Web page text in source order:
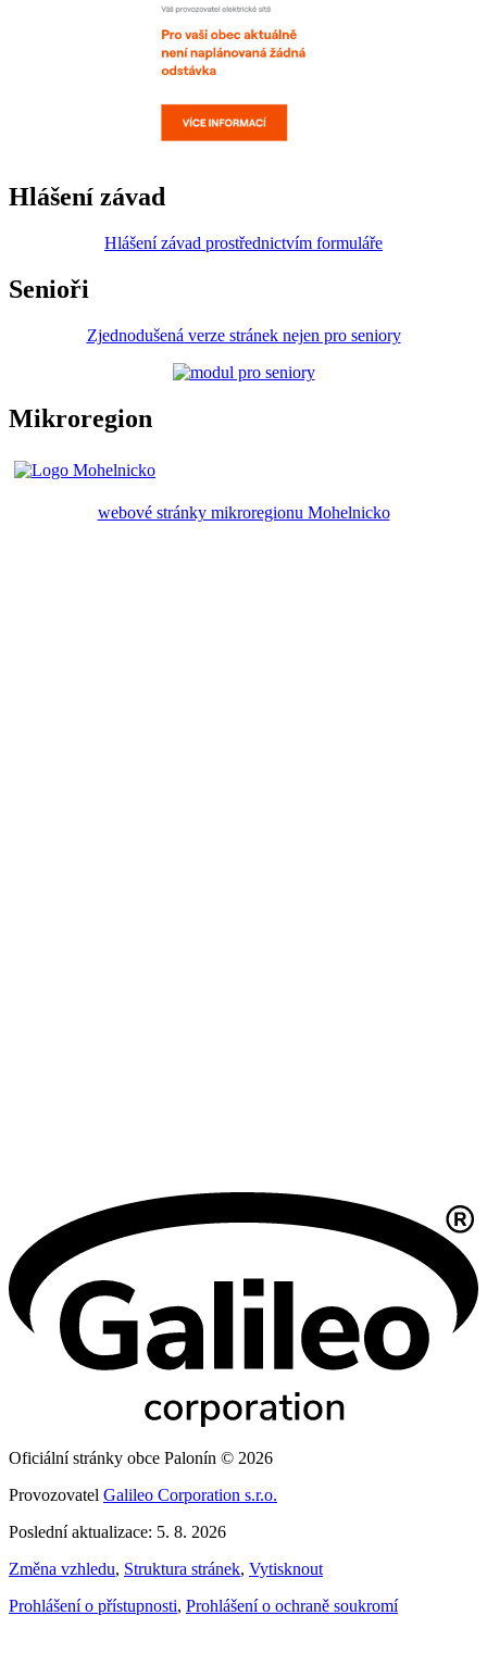
Hlášení závad
Hlášení závad prostřednictvím formuláře
Senioři
Zjednodušená verze stránek nejen pro seniory
Mikroregion
webové stránky mikroregionu Mohelnicko
Oficiální stránky obce Palonín © 2026
Provozovatel Galileo Corporation s.r.o.
Poslední aktualizace: 5. 8. 2026
Změna vzhledu, Struktura stránek, Vytisknout
Prohlášení o přístupnosti, Prohlášení o ochraně soukromí